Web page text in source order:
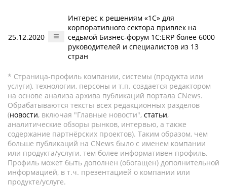
25.12.2020
Интерес к решениям «1С» для
корпоративного сектора привлек на
седьмой Бизнес-форум 1С:ERP более 6000
руководителей и специалистов из 13
стран
* Страница-профиль компании, системы (продукта или
услуги), технологии, персоны и т.п. создается редактором
на основе анализа архива публикаций портала CNews.
Обрабатываются тексты всех редакционных разделов
(новости, включая "Главные новости", статьи,
аналитические обзоры рынков, интервью, а также
содержание партнёрских проектов). Таким образом, чем
больше публикаций на CNews было с именем компании
или продукта/услуги, тем более информативен профиль.
Профиль может быть дополнен (обогащен) дополнительной
информацией, в т.ч. презентацией о компании или
продукте/услуге.